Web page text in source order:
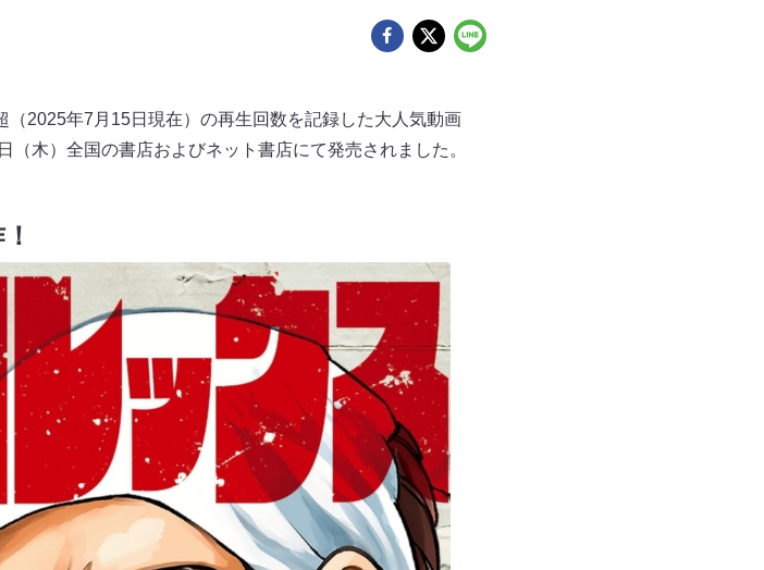
2025年7月15日現在）の再生回数を記録した大人気動画
木）全国の書店およびネット書店にて発売されました。